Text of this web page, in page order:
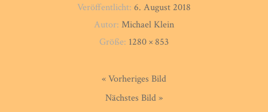
Veröffentlicht: 6. August 2018
Autor: Michael Klein
Größe: 1280 × 853
« Vorheriges Bild
Nächstes Bild »